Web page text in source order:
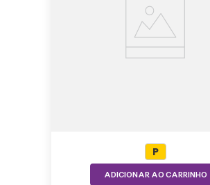
P
ADICIONAR AO CARRINHO